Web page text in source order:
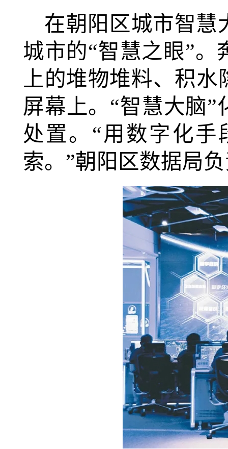
在朝阳区城市智慧
城市的“智慧之眼”
上的堆物堆料、积水
屏幕上。“智慧大脑
处置。“用数字化
索。”朝阳区数据局